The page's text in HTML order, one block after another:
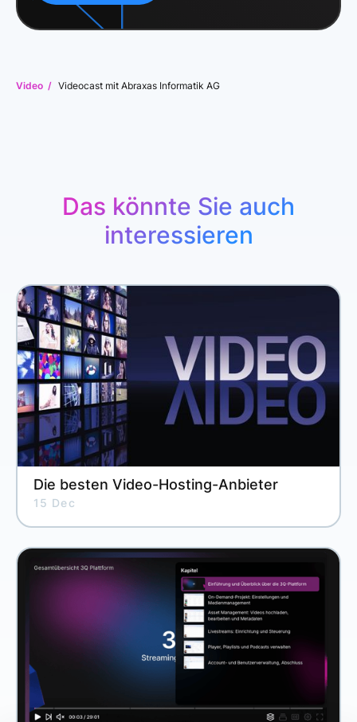
Video / Videocast mit Abraxas Informatik AG
Das könnte Sie auch
interessieren
Die besten Video-Hosting-Anbieter
15 Dec